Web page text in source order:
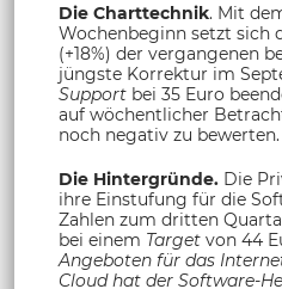
Die Charttechnik. Mit
Wochenbeginn setzt sich
(+18%) der vergangenen
jüngste Korrektur im
Support bei 35 Euro
auf wöchentlicher
noch negativ zu bewerten.
Die Hintergründe. Die
ihre Einstufung für die
Zahlen zum dritten
bei einem Target von 44
Angeboten für das
Cloud hat der Software-